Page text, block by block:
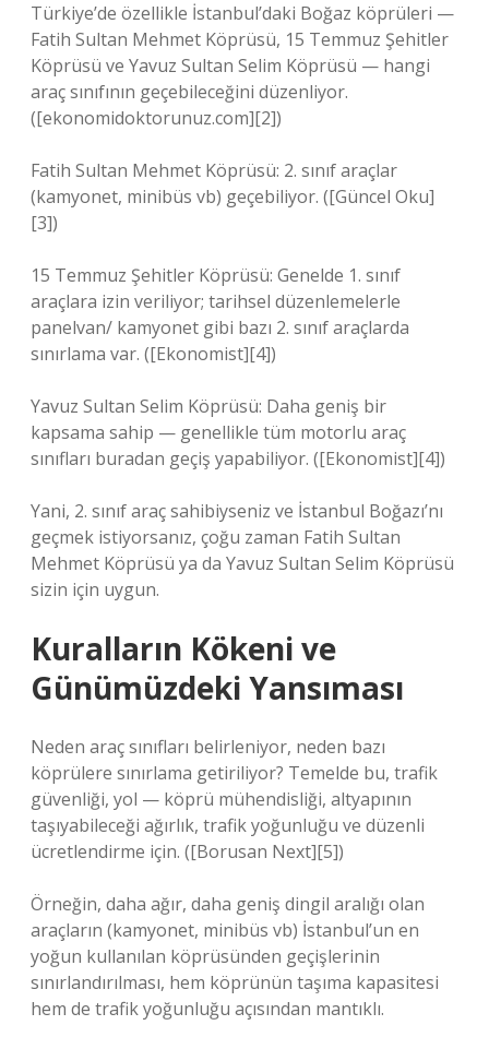
Türkiye’de özellikle İstanbul’daki Boğaz köprüleri —
Fatih Sultan Mehmet Köprüsü, 15 Temmuz Şehitler
Köprüsü ve Yavuz Sultan Selim Köprüsü — hangi
araç sınıfının geçebileceğini düzenliyor.
([ekonomidoktorunuz.com][2])
Fatih Sultan Mehmet Köprüsü: 2. sınıf araçlar
(kamyonet, minibüs vb) geçebiliyor. ([Güncel Oku]
[3])
15 Temmuz Şehitler Köprüsü: Genelde 1. sınıf
araçlara izin veriliyor; tarihsel düzenlemelerle
panelvan/ kamyonet gibi bazı 2. sınıf araçlarda
sınırlama var. ([Ekonomist][4])
Yavuz Sultan Selim Köprüsü: Daha geniş bir
kapsama sahip — genellikle tüm motorlu araç
sınıfları buradan geçiş yapabiliyor. ([Ekonomist][4])
Yani, 2. sınıf araç sahibiyseniz ve İstanbul Boğazı’nı
geçmek istiyorsanız, çoğu zaman Fatih Sultan
Mehmet Köprüsü ya da Yavuz Sultan Selim Köprüsü
sizin için uygun.
Kuralların Kökeni ve
Günümüzdeki Yansıması
Neden araç sınıfları belirleniyor, neden bazı
köprülere sınırlama getiriliyor? Temelde bu, trafik
güvenliği, yol — köprü mühendisliği, altyapının
taşıyabileceği ağırlık, trafik yoğunluğu ve düzenli
ücretlendirme için. ([Borusan Next][5])
Örneğin, daha ağır, daha geniş dingil aralığı olan
araçların (kamyonet, minibüs vb) İstanbul’un en
yoğun kullanılan köprüsünden geçişlerinin
sınırlandırılması, hem köprünün taşıma kapasitesi
hem de trafik yoğunluğu açısından mantıklı.